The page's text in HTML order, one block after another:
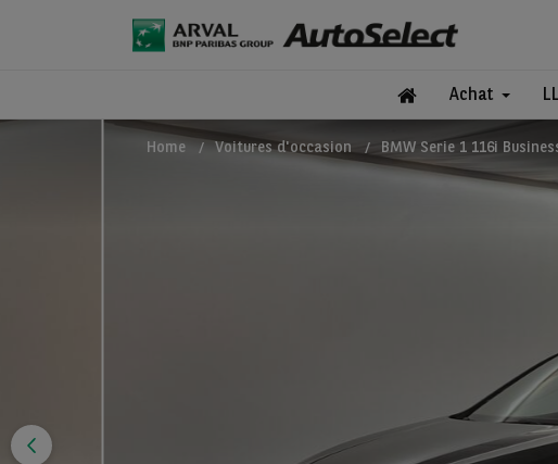
Achat
Home Voitures d'occasion BMW Serie 1 116i